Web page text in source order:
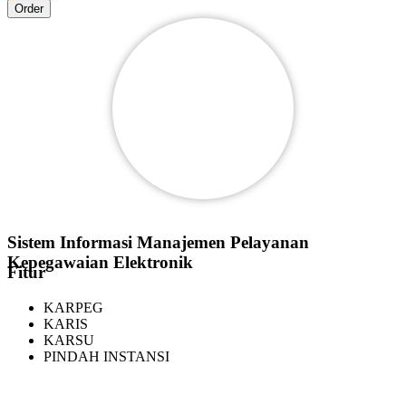
Bisa Import/Export Data Master Ke MS.Excel
Bisa Export Data File Ke PDF
Bisa Digunakan Beberapa Komputer Dalam Satu Jaringan
Order
Sistem Informasi Manajemen Pelayanan
Kepegawaian Elektronik
Fitur
KARPEG
KARIS
KARSU
PINDAH INSTANSI